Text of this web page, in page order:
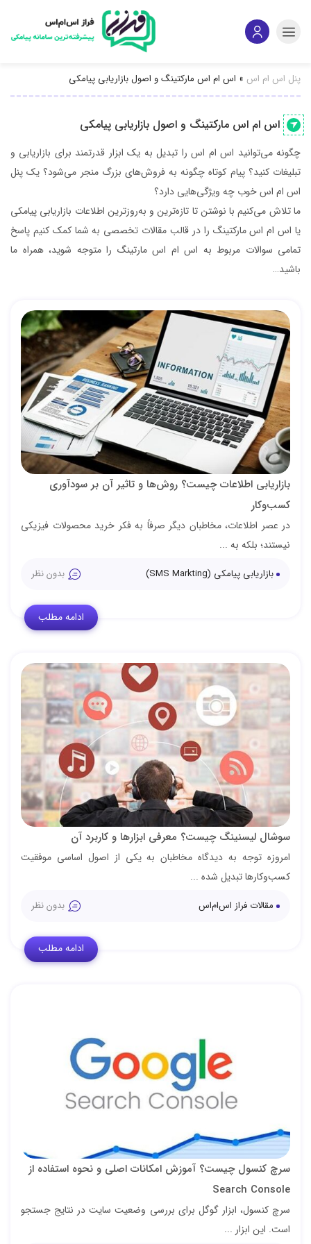
پنل اس ام اس » اس ام اس مارکتینگ و اصول بازاریابی پیامکی
اس ام اس مارکتینگ و اصول بازاریابی پیامکی
چگونه می‌توانید اس ام اس را تبدیل به یک ابزار قدرتمند برای بازاریابی و
تبلیغات کنید؟ پیام کوتاه چگونه به فروش‌های بزرگ منجر می‌شود؟‌ یک پنل
اس ام اس خوب چه ویژگی‌هایی دارد؟
ما تلاش می‌کنیم با نوشتن تا تازه‌ترین و به‌روزترین اطلاعات بازاریابی پیامکی
یا اس ام اس مارکتینگ را در قالب مقالات تخصصی به شما کمک ‌کنیم پاسخ
تمامی سوالات مربوط به اس ام اس مارتینگ را متوجه شوید، همراه ما
باشید…
بازاریابی اطلاعات چیست؟ روش‌ها و تاثیر آن بر سودآوری
کسب‌و‌کار
در عصر اطلاعات، مخاطبان دیگر صرفاً به فکر خرید محصولات فیزیکی
نیستند؛ بلکه به ...
بازاریابی پیامکی (SMS Markting) بدون نظر
ادامه مطلب
سوشال لیسنینگ چیست؟ معرفی ابزارها و کاربرد آن
امروزه توجه به دیدگاه مخاطبان به یکی از اصول اساسی موفقیت
کسب‌وکارها تبدیل شده ...
مقالات فراز اس‌ام‌اس بدون نظر
ادامه مطلب
سرچ کنسول چیست؟ آموزش امکانات اصلی و نحوه استفاده از
Search Console
سرچ کنسول، ابزار گوگل برای بررسی وضعیت سایت در نتایج جستجو
است. این ابزار ...